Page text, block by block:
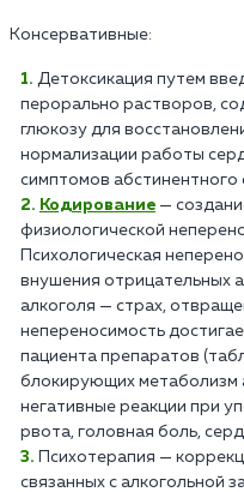
Консервативные:
Детоксикация путем
перорально растворов,
глюкозу для
нормализации работы
симптомов абстинентного
Кодирование —
физиологической
Психологическая
внушения отрицательных
алкоголя — страх,
непереносимость
пациента препаратов
блокирующих метаболизм
негативные реакции при
рвота, головная боль,
Психотерапия —
связанных с алкогольной